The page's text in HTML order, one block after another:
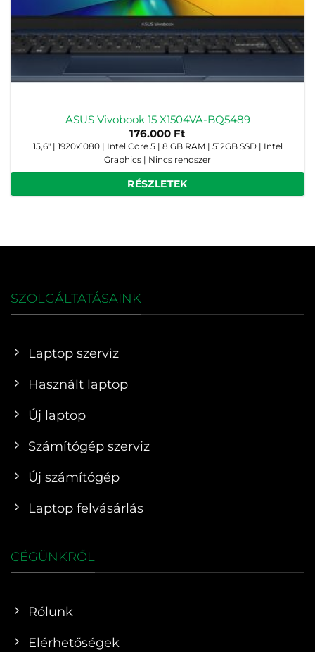
ASUS Vivobook 15 X1504VA-BQ5489
176.000 Ft
15,6" | 1920x1080 | Intel Core 5 | 8 GB RAM | 512GB SSD | Intel
Graphics | Nincs rendszer
RÉSZLETEK
SZOLGÁLTATÁSAINK
Laptop szerviz
Használt laptop
Új laptop
Számítógép szerviz
Új számítógép
Laptop felvásárlás
CÉGÜNKRŐL
Rólunk
Elérhetőségek